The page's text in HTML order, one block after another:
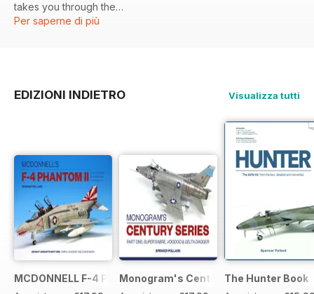
takes you through the
construction, painting and
page of high-quality images take
aircraft!
Per saperne di più
EDIZIONI INDIETRO Visualizza tutti
MCDONNELL F-4 PHANTOM: US NAVY VARIANTS PART ONE
Monogram's Century Series Book Part
The Hunter Book